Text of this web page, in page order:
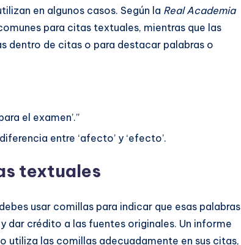
en algunos casos. Según la Real Academia
para citas textuales, mientras que las
dentro de citas o para destacar palabras o
el examen’.”
entre ‘afecto’ y ‘efecto’.
textuales
usar comillas para indicar que esas palabras
dar crédito a las fuentes originales. Un informe
utiliza las comillas adecuadamente en sus citas,